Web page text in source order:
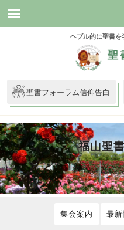
ヘブル的に聖書を
聖書フォーラム信仰告白
福山聖
集会案内 最新